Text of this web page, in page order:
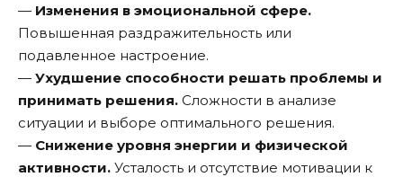
— Изменения в эмоциональной сфере.
Повышенная раздражительность или
подавленное настроение.
— Ухудшение способности решать проблемы и
принимать решения. Сложности в анализе
ситуации и выборе оптимального решения.
— Снижение уровня энергии и физической
активности. Усталость и отсутствие мотивации к